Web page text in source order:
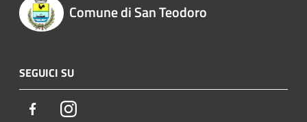
Comune di San Teodoro
SEGUICI SU
FacebookInstagram